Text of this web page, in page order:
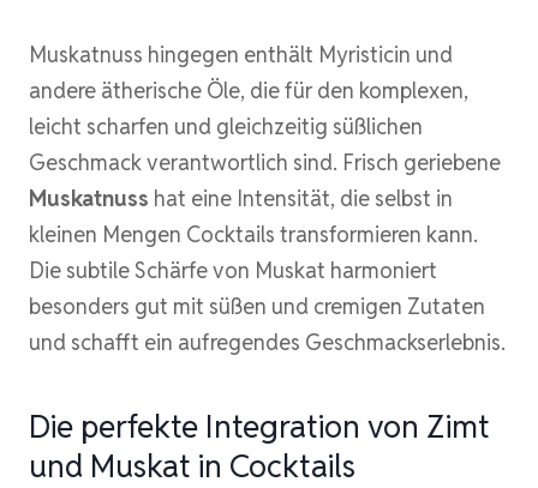
Muskatnuss hingegen enthält Myristicin und
andere ätherische Öle, die für den komplexen,
leicht scharfen und gleichzeitig süßlichen
Geschmack verantwortlich sind. Frisch geriebene
Muskatnuss hat eine Intensität, die selbst in
kleinen Mengen Cocktails transformieren kann.
Die subtile Schärfe von Muskat harmoniert
besonders gut mit süßen und cremigen Zutaten
und schafft ein aufregendes Geschmackserlebnis.
Die perfekte Integration von Zimt
und Muskat in Cocktails